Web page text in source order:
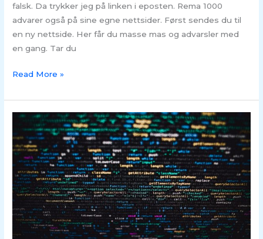
falsk. Da trykker jeg på linken i eposten. Rema 1000
advarer også på sine egne nettsider. Først sendes du til
en ny nettside. Her får du masse mas og advarsler med
en gang. Tar du
Read More »
Hvor
brukes
dine
data
til
markedsføring?